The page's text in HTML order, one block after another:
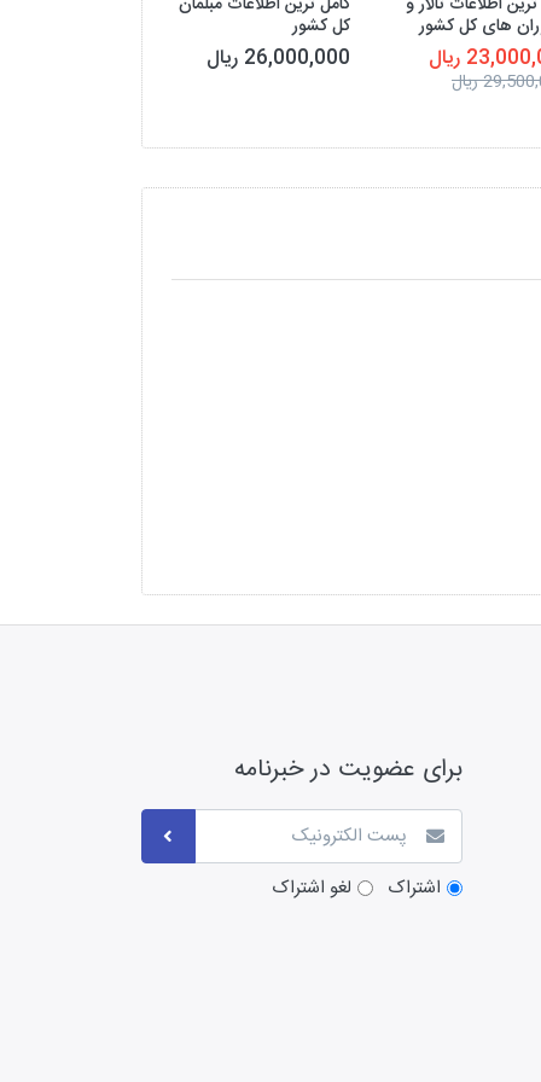
های کل کشور
ریال
ریال
کل کشور
26,000,000 ریال
برای عضویت در خبرنامه
اشتراک لغو اشتراک